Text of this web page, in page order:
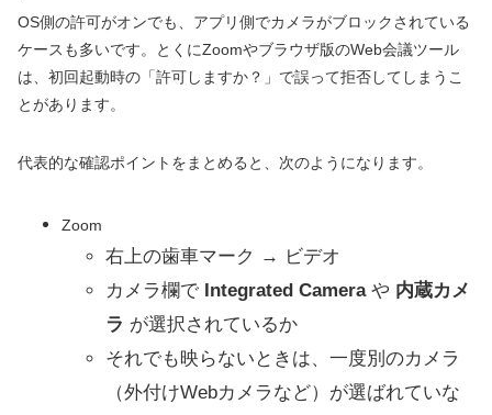
OS側の許可がオンでも、アプリ側でカメラがブロックされている
ケースも多いです。とくにZoomやブラウザ版のWeb会議ツール
は、初回起動時の「許可しますか？」で誤って拒否してしまうこ
とがあります。
代表的な確認ポイントをまとめると、次のようになります。
Zoom
右上の歯車マーク → ビデオ
カメラ欄で Integrated Cameraや 内蔵カメ
ラ が選択されているか
それでも映らないときは、一度別のカメラ
（外付けWebカメラなど）が選ばれていな